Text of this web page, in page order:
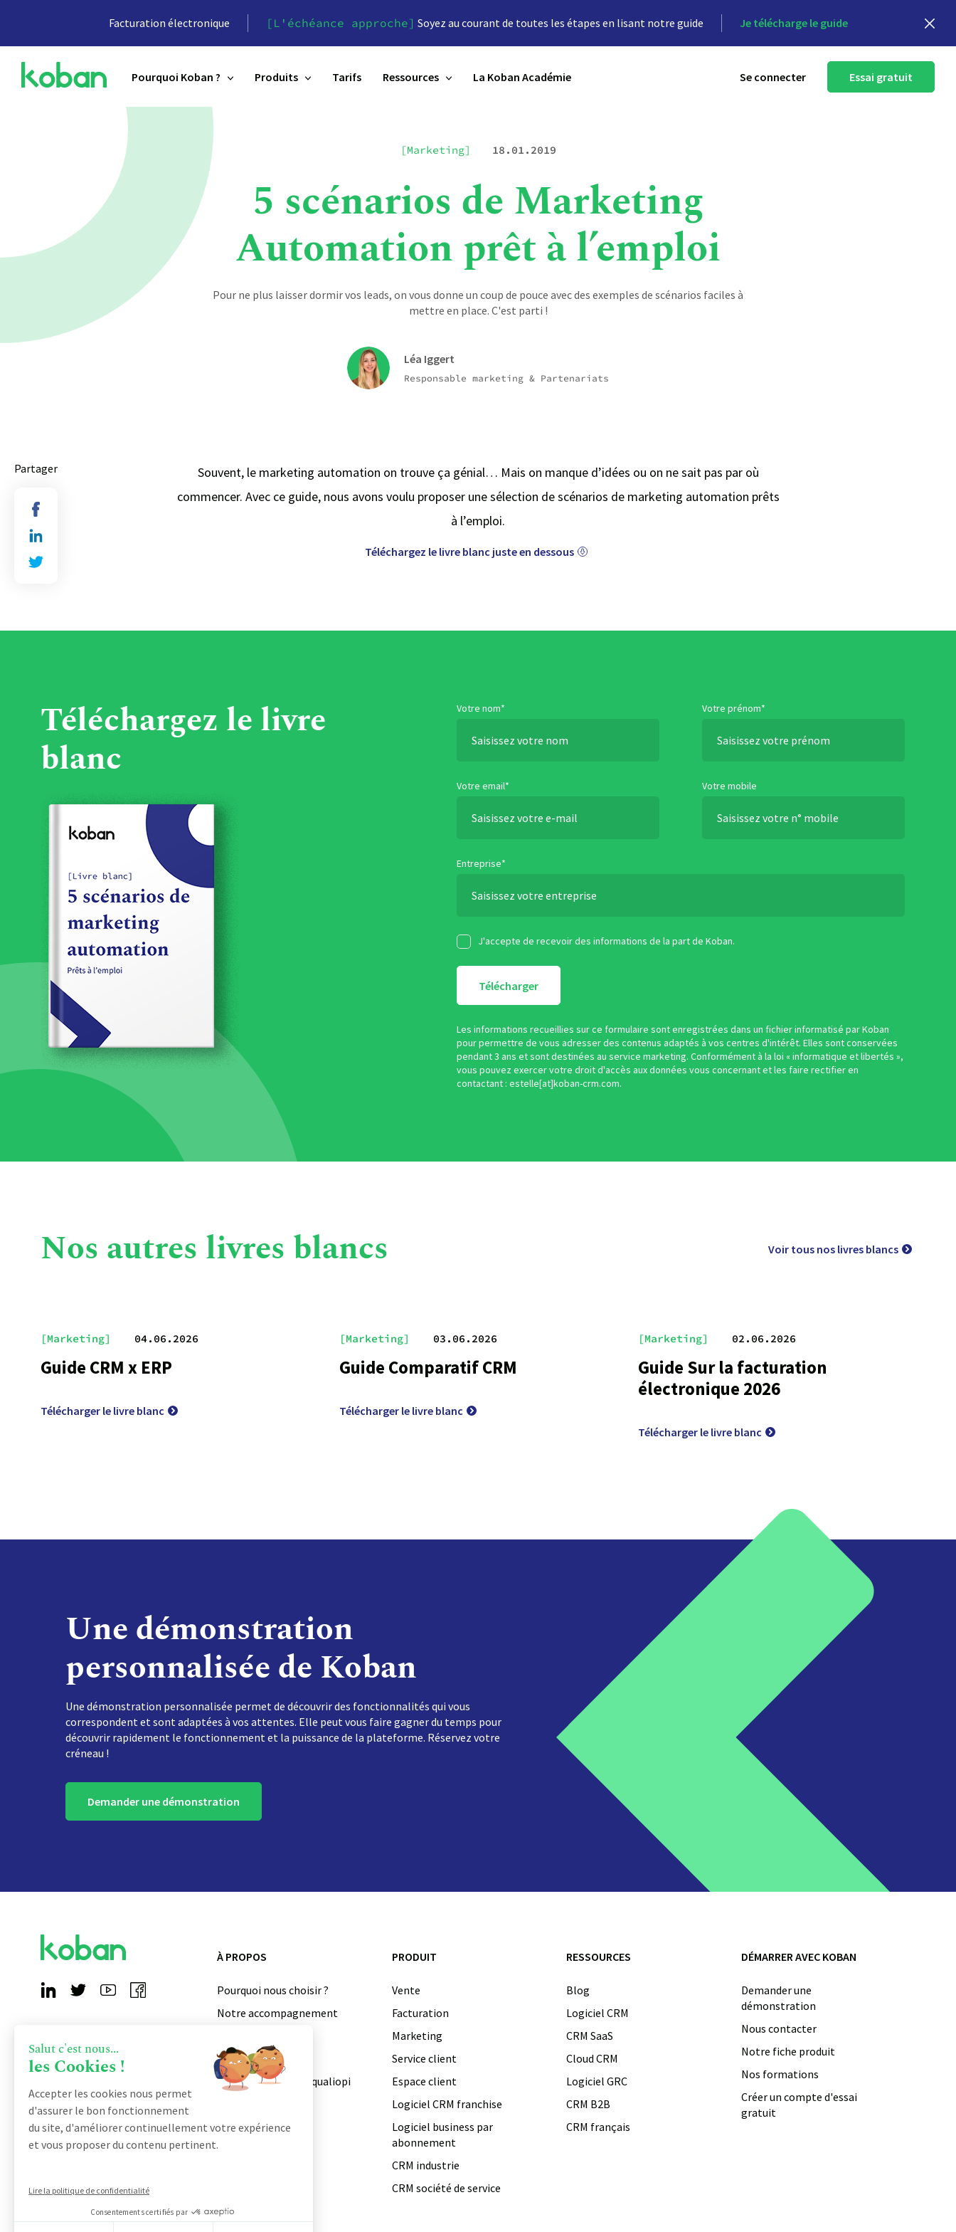
Facturation électronique [L'échéance approche] Soyez au courant de toutes les étapes en lisant notre guide Je télécharge le guide
Pourquoi Koban ? Produits Tarifs Ressources La Koban Académie Se connecter Essai gratuit
[Marketing] 18.01.2019
5 scénarios de Marketing
Automation prêt à l’emploi
Pour ne plus laisser dormir vos leads, on vous donne un coup de pouce avec des exemples de scénarios faciles à
mettre en place. C'est parti !
Léa Iggert
Responsable marketing & Partenariats
Souvent, le marketing automation on trouve ça génial… Mais on manque d’idées ou on ne sait pas par où
commencer. Avec ce guide, nous avons voulu proposer une sélection de scénarios de marketing automation prêts
à l’emploi.
Téléchargez le livre blanc juste en dessous
Partager
Téléchargez le livre
blanc
Votre nom* Votre prénom*
Votre email* Votre mobile
Entreprise*
J'accepte de recevoir des informations de la part de Koban.
Télécharger
Les informations recueillies sur ce formulaire sont enregistrées dans un fichier informatisé par Koban
pour permettre de vous adresser des contenus adaptés à vos centres d'intérêt. Elles sont conservées
pendant 3 ans et sont destinées au service marketing. Conformément à la loi « informatique et libertés »,
vous pouvez exercer votre droit d'accès aux données vous concernant et les faire rectifier en
contactant : estelle[at]koban-crm.com.
Nos autres livres blancs Voir tous nos livres blancs
[Marketing] 04.06.2026
Guide CRM x ERP
Télécharger le livre blanc
[Marketing] 03.06.2026
Guide Comparatif CRM
Télécharger le livre blanc
[Marketing] 02.06.2026
Guide Sur la facturation
électronique 2026
Télécharger le livre blanc
Une démonstration
personnalisée de Koban
Une démonstration personnalisée permet de découvrir des fonctionnalités qui vous
correspondent et sont adaptées à vos attentes. Elle peut vous faire gagner du temps pour
découvrir rapidement le fonctionnement et la puissance de la plateforme. Réservez votre
créneau !
Demander une démonstration
À PROPOS
Pourquoi nous choisir ?
Notre accompagnement
Devenir partenaire
Notre certification qualiopi
PRODUIT
Vente
Facturation
Marketing
Service client
Espace client
Logiciel CRM franchise
Logiciel business par
abonnement
CRM industrie
CRM société de service
RESSOURCES
Blog
Logiciel CRM
CRM SaaS
Cloud CRM
Logiciel GRC
CRM B2B
CRM français
DÉMARRER AVEC KOBAN
Demander une
démonstration
Nous contacter
Notre fiche produit
Nos formations
Créer un compte d'essai
gratuit
Salut c'est nous...
les Cookies !
Accepter les cookies nous permet
d'assurer le bon fonctionnement
du site, d'améliorer continuellement votre expérience
et vous proposer du contenu pertinent.
Lire la politique de confidentialité
Consentements certifiés par